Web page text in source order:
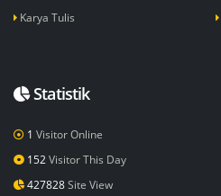
Karya Tulis
Statistik
1 Visitor Online
152 Visitor This Day
427828Site View